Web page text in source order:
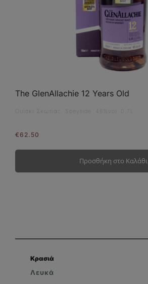
The GlenAllachie 12 Years Old
Ουίσκι Σκωτίας, Speyside 46%vol 0,7L
€62.50
Προσθήκη στο Καλάθι
Κρασιά
Λευκά